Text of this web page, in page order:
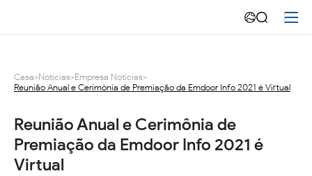
Anual
Cerimônia
de
Premiação
Casa>Notícias>Empresa Notícias>
Reunião Anual e Cerimônia de Premiação da Emdoor Info 2021 é Virtual
Reunião Anual e Cerimônia de
Premiação da Emdoor Info 2021 é
Virtual